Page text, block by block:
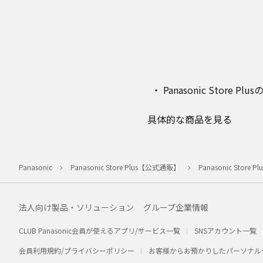
Panasonic Store Plus
具体的な商品を見る
Panasonic Panasonic Store Plus【公式通販】 Panasonic Store
法人向け製品・ソリューション グループ企業情報
CLUB Panasonic会員が使えるアプリ/サービス一覧 SNSアカウント一覧
会員利用規約/プライバシーポリシー
お客様からお預かりしたパーソナ